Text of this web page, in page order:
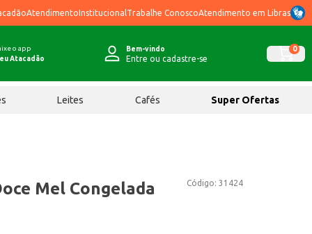
AtendimentoInstitucional Trabalhe ConoscoAtendimento em Libras
o app
Atacadão
Bem-vindo
Entre ou cadastre-se
0
Leites Cafés Super Ofertas
Código: 31424
Mel Congelada